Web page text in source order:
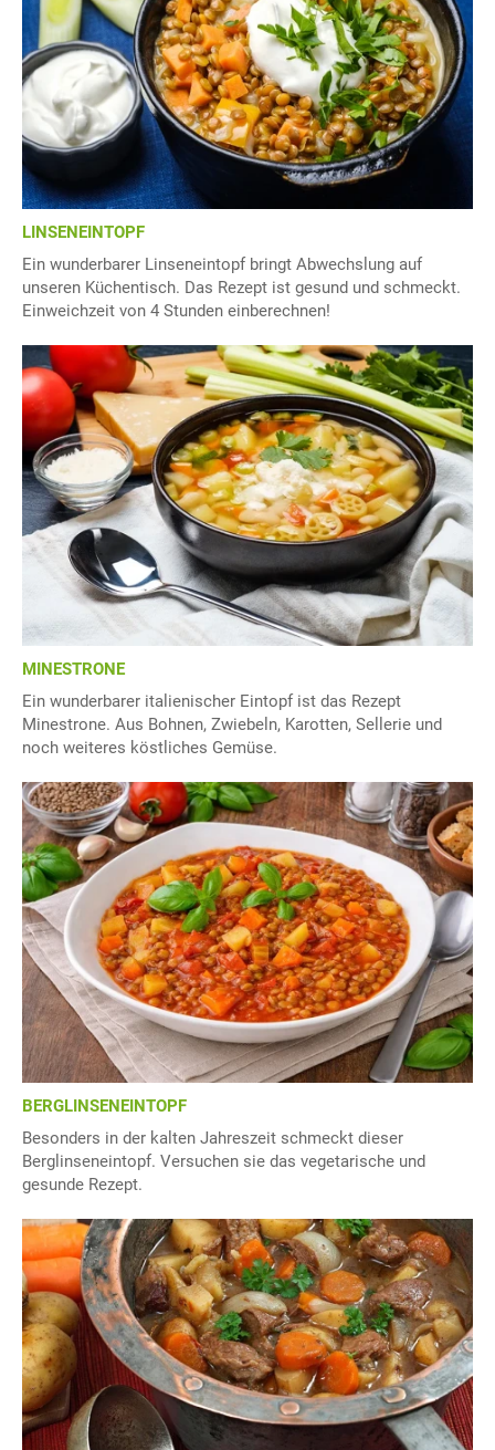
LINSENEINTOPF
Ein wunderbarer Linseneintopf bringt Abwechslung auf
unseren Küchentisch. Das Rezept ist gesund und schmeckt.
Einweichzeit von 4 Stunden einberechnen!
MINESTRONE
Ein wunderbarer italienischer Eintopf ist das Rezept
Minestrone. Aus Bohnen, Zwiebeln, Karotten, Sellerie und
noch weiteres köstliches Gemüse.
BERGLINSENEINTOPF
Besonders in der kalten Jahreszeit schmeckt dieser
Berglinseneintopf. Versuchen sie das vegetarische und
gesunde Rezept.